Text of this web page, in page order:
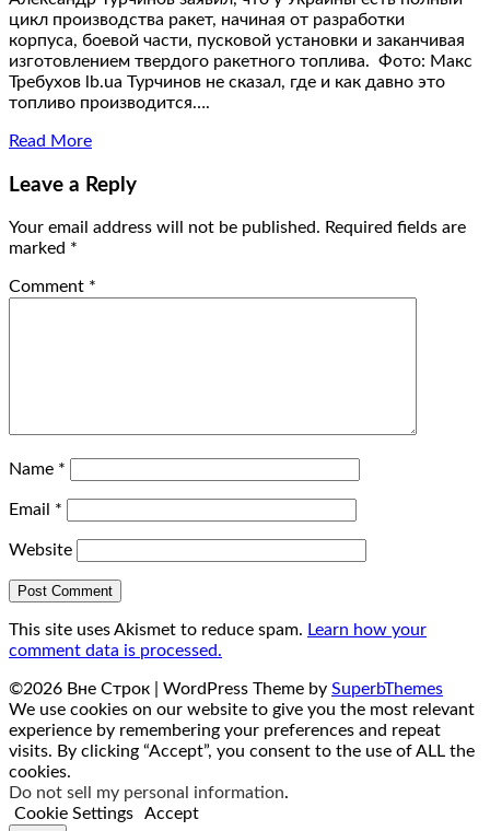
цикл производства ракет, начиная от разработки
корпуса, боевой части, пусковой установки и заканчивая
изготовлением твердого ракетного топлива. Фото: Макс
Требухов lb.ua Турчинов не сказал, где и как давно это
топливо производится….
Read More
Leave a Reply
Your email address will not be published. Required fields are
marked *
Comment *
Name *
Email *
Website
This site uses Akismet to reduce spam. Learn how your
comment data is processed.
©2026 Вне Строк | WordPress Theme by SuperbThemes
We use cookies on our website to give you the most relevant
experience by remembering your preferences and repeat
visits. By clicking “Accept”, you consent to the use of ALL the
cookies.
Do not sell my personal information.
Cookie Settings
Accept